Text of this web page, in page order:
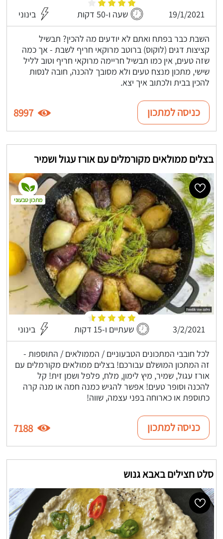
19/1/2021 שעה ו-50 דקות בינוני
השבת כבר בפתח ואתם לא יודעים מה להכין? תבשיל
קציצות דגים (לוקוס) ברוטב מרוקאי חריף לשבת - אך כמה
שזה טעים, אין כמו תבשיל חריימה מרוקאי חריף וטוב לליל
שישי, מתכון מנצח טעים ולא מסובך להכנה, חובה לנסות
להכין בבית ולכתוב איך יצא.
כניסה למתכון 8997
בצלים ממולאים מקורמלים עם אורז עגול ושמיר
3/2/2021 שעתיים ו-15 דקות בינוני
לכל חובבי המתכונים הטבעוניים / הממולאים / התוספות -
זה המתכון המושלם עבורכם! בצלים ממולאים מקורמלים עם
אורז עגול, שמיר, מיץ לימון, מלח, פלפל ושמן זית! קל
להכנה וסופר טעים! אפשר להגיש כמנה חמה או מנה קרה
כתוספת או כארוחה בפני עצמה, שווה!
מתכון טבעוני
כניסה למתכון 7188
סלט חצילים באבא גנוש